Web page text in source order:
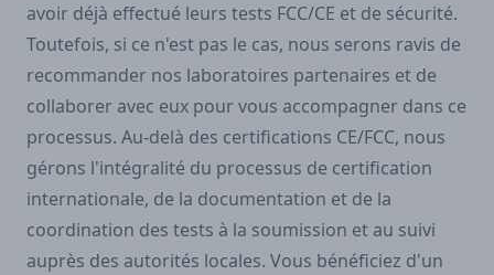
avoir déjà effectué leurs tests FCC/CE et de sécurité.
Toutefois, si ce n'est pas le cas, nous serons ravis de
recommander nos laboratoires partenaires et de
collaborer avec eux pour vous accompagner dans ce
processus. Au-delà des certifications CE/FCC, nous
gérons l'intégralité du processus de certification
internationale, de la documentation et de la
coordination des tests à la soumission et au suivi
auprès des autorités locales. Vous bénéficiez d'un